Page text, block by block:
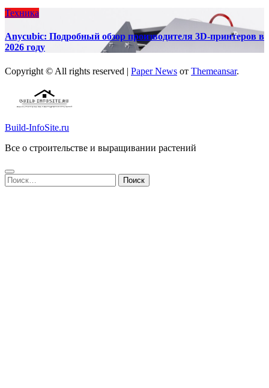
Техника
Anycubic: Подробный обзор производителя 3D-принтеров в
2026 году
Copyright © All rights reserved | Paper News от Themeansar.
Build-InfoSite.ru
Все о строительстве и выращивании растений
Найти: